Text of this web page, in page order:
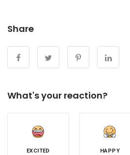
Share
What's your reaction?
EXCITED HAPPY